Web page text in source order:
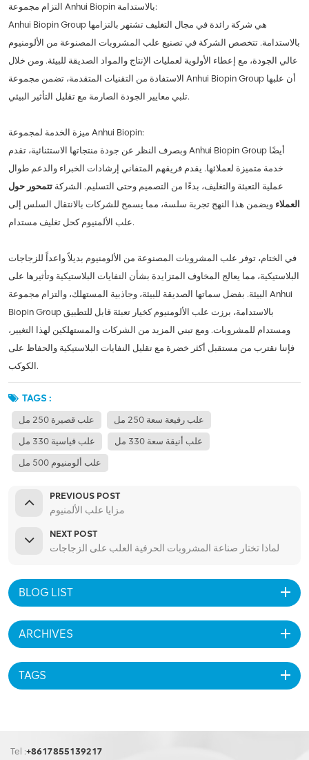
التزام مجموعة Anhui Biopin بالاستدامة:
Anhui Biopin Group هي شركة رائدة في مجال التغليف تشتهر بالتزامها
بالاستدامة. تتخصص الشركة في تصنيع علب المشروبات المصنوعة من الألومنيوم
عالي الجودة، مع إعطاء الأولوية لعمليات الإنتاج والمواد الصديقة للبيئة. ومن خلال
الاستفادة من التقنيات المتقدمة، تضمن مجموعة Anhui Biopin Group أن علبها
تلبي معايير الجودة الصارمة مع تقليل التأثير البيئي.
ميزة الخدمة لمجموعة Anhui Biopin:
وبصرف النظر عن جودة منتجاتها الاستثنائية، تقدم Anhui Biopin Group أيضًا
خدمة متميزة لعملائها. يقدم فريقهم المتفاني إرشادات الخبراء والدعم طوال
عملية التعبئة والتغليف، بدءًا من التصميم وحتى التسليم. الشركة تتمحور حول
العملاء ويضمن هذا النهج تجربة سلسة، مما يسمح للشركات بالانتقال السلس إلى
علب الألمنيوم كحل تغليف مستدام.
في الختام، توفر علب المشروبات المصنوعة من الألومنيوم بديلاً واعداً للزجاجات
البلاستيكية، مما يعالج المخاوف المتزايدة بشأن النفايات البلاستيكية وتأثيرها على
البيئة. بفضل سماتها الصديقة للبيئة، وجاذبية المستهلك، والتزام مجموعة Anhui
Biopin Group بالاستدامة، برزت علب الألومنيوم كخيار تعبئة قابل للتطبيق
ومستدام للمشروبات. ومع تبني المزيد من الشركات والمستهلكين لهذا التغيير،
فإننا نقترب من مستقبل أكثر خضرة مع تقليل النفايات البلاستيكية والحفاظ على
الكوكب.
TAGS :
علب قصيرة 250 مل علب رفيعة سعة 250 مل
علب قياسية 330 مل علب أنيقة سعة 330 مل
علب ألومنيوم 500 مل
PREVIOUS POST
مزايا علب الألمنيوم
NEXT POST
لماذا تختار صناعة المشروبات الحرفية العلب على الزجاجات
BLOG LIST
ARCHIVES
TAGS
Tel :+8617855139217